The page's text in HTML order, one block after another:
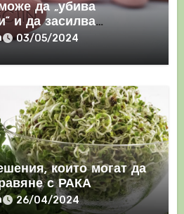
да „убива
и да засилва
03/05/2024
които могат да
с РАКА
26/04/2024